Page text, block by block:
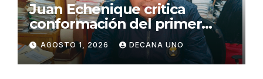
Juan Echenique critica
conformación del primer
gabinete ministerial de Keiko
Fujimori
AGOSTO 1, 2026 DECANA UNO